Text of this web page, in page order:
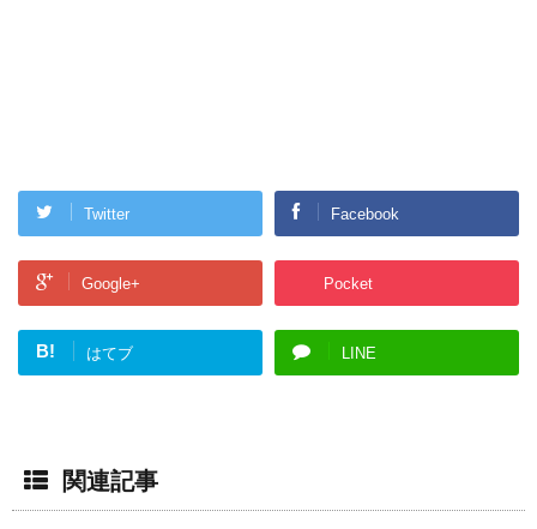
Twitter Facebook
Google+ Pocket
B! はてブ LINE
関連記事